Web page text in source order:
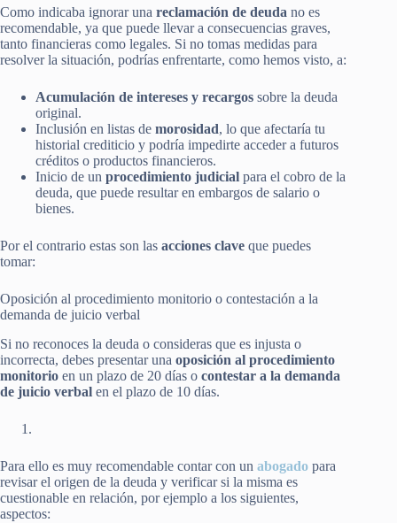
Como indicaba ignorar una reclamación de deuda no es
recomendable, ya que puede llevar a consecuencias graves,
tanto financieras como legales. Si no tomas medidas para
resolver la situación, podrías enfrentarte, como hemos visto, a:
Acumulación de intereses y recargos sobre la deuda
original.
Inclusión en listas de morosidad, lo que afectaría tu
historial crediticio y podría impedirte acceder a futuros
créditos o productos financieros.
Inicio de un procedimiento judicial para el cobro de la
deuda, que puede resultar en embargos de salario o
bienes.
Por el contrario estas son las acciones clave que puedes
tomar:
Oposición al procedimiento monitorio o contestación a la
demanda de juicio verbal
Si no reconoces la deuda o consideras que es injusta o
incorrecta, debes presentar una oposición al procedimiento
monitorio en un plazo de 20 días o contestar a la demanda
de juicio verbal en el plazo de 10 días.
Para ello es muy recomendable contar con un abogado para
revisar el origen de la deuda y verificar si la misma es
cuestionable en relación, por ejemplo a los siguientes,
aspectos: